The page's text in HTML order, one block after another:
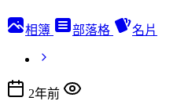
相簿 部落格 名片
2年前